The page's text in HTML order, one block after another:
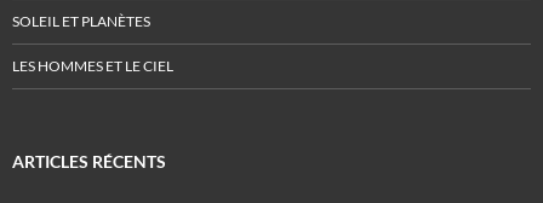
SOLEIL ET PLANÈTES
LES HOMMES ET LE CIEL
ARTICLES RÉCENTS